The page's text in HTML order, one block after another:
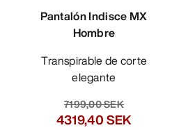
Pantalón Indisce MX
Hombre
Transpirable de corte
elegante
7199,00 SEK
4319,40 SEK